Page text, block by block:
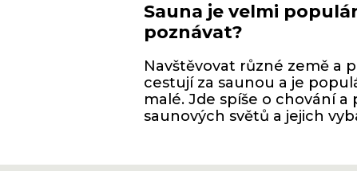
Sauna je velmi
poznávat?
Navštěvovat různé země a
cestují za saunou a je
malé. Jde spíše o chování
saunových světů a jejich